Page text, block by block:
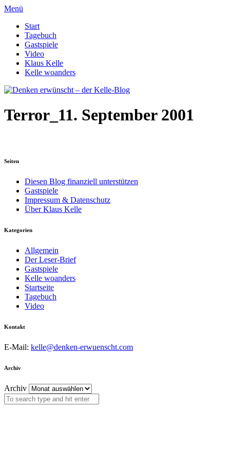
Menü
Start
Tagebuch
Gastspiele
Video
Klaus Kelle
Kelle woanders
Terror_11. September 2001
Seiten
Diesen Blog finanziell unterstützen
Gastspiele
Impressum & Datenschutz
Über Klaus Kelle
Kategorien
Allgemein
Der Leser-Brief
Gastspiele
Kelle woanders
Startseite
Tagebuch
Video
Kontakt
E-Mail: kelle@denken-erwuenscht.com
Archiv
Archiv